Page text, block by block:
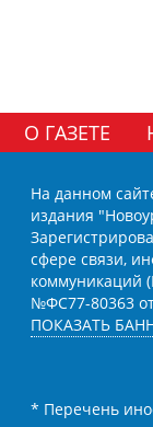
О ГАЗЕТЕ
На данном
издания
сфере связи,
коммуникаций
№ФС77-80363
ПОКАЗАТЬ
* Перечень